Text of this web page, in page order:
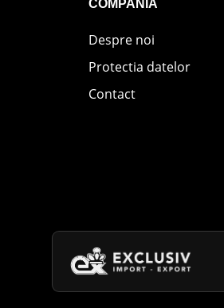
COMPANIA
Despre noi
Protectia datelor
Contact